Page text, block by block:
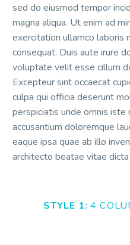
sed do eiusmod tempor
magna aliqua. Ut enim ad
exercitation ullamco laboris
consequat. Duis aute irure
voluptate velit esse cillum
Excepteur sint occaecat
culpa qui officia deserunt
perspiciatis unde omnis
accusantium doloremque
eaque ipsa quae ab illo
architecto beatae vitae
STYLE 1:4